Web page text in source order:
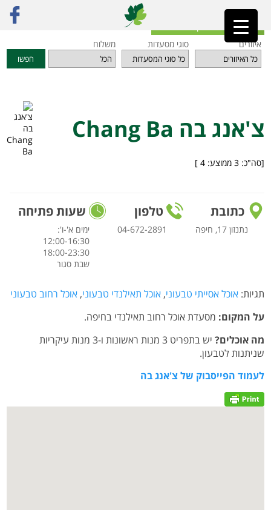
ראשי»מסעדות צ'אנג בה Chang Ba
חזרה לאינדקס המסעדות
איזורים
סוגי מסעדות משלוח
חפשו
צ'אנג בה Chang Ba
[סה"כ: 3 ממוצע: 4
]
כתובת
נתנזון 17, חיפה
טלפון
04-672-2891‏
שעות פתיחה
ימים א'-ו':
12:00-16:30
18:00-23:30
שבת סגור
תגיות: אוכל אסייתי טבעוני, אוכל תאילנדי טבעוני, אוכל רחוב טבעוני
על המקום: מסעדת אוכל רחוב תאילנדי בחיפה.
מה אוכלים?
יש בתפריט 3 מנות ראשונות ו-3 מנות עיקריות
שניתנות לטבעון.
לעמוד הפייסבוק של צ'אנג בה